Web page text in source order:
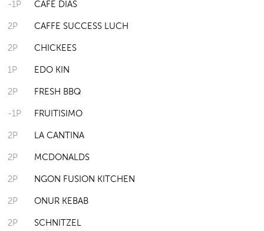
-1P CAFÉ DIAS
2P CAFFE SUCCESS LUCH
2P CHICKEES
1P EDO KIN
2P FRESH BBQ
-1P FRUITISIMO
2P LA CANTINA
2P MCDONALDS
2P NGON FUSION KITCHEN
2P ONUR KEBAB
2P SCHNITZEL